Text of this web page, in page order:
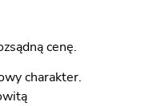
cenę.
charakter.